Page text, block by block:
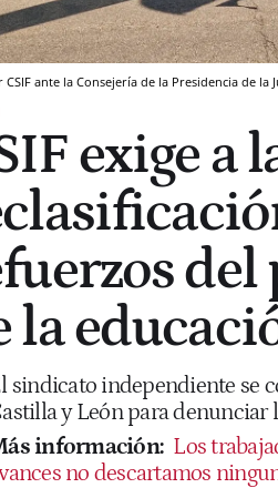
ante la Consejería de la Presidencia de la
exige a
la
sindicato independiente se
y León para denunciar
información: Los
no descartamos